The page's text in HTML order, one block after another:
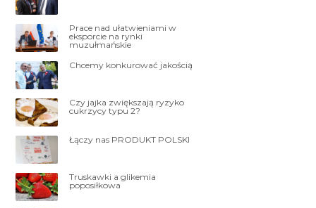
Prace nad ułatwieniami w
eksporcie na rynki
muzułmańskie
Chcemy konkurować jakością
Czy jajka zwiększają ryzyko
cukrzycy typu 2?
Łączy nas PRODUKT POLSKI
Truskawki a glikemia
poposiłkowa